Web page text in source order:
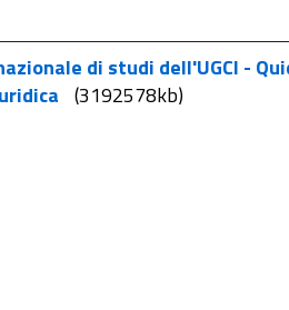
di studi dell'UGCI -
(3192578kb)